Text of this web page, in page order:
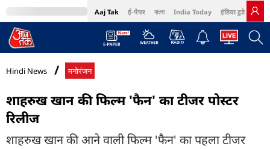
Aaj Tak ई-पेपर বাংলা India Today इंडिया टुडे हिंदी
MumbaiTak Cosmopolitan Harper's Bazaar Northeast
Hindi News मनोरंजन
शाहरुख खान की फिल्म 'फैन' का टीजर पोस्टर
रिलीज
शाहरुख खान की आने वाली फिल्म 'फैन' का पहला टीजर